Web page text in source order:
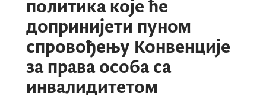
политика које ће
допринијети пуном
спровођењу Конвенције
за права особа са
инвалидитетом